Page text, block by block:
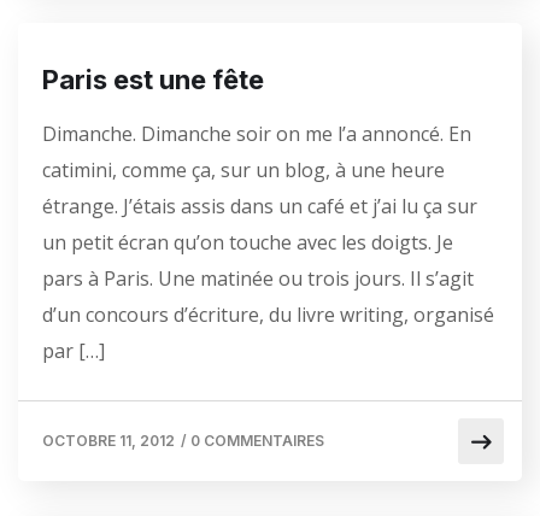
Paris est une fête
Dimanche. Dimanche soir on me l’a annoncé. En
catimini, comme ça, sur un blog, à une heure
étrange. J’étais assis dans un café et j’ai lu ça sur
un petit écran qu’on touche avec les doigts. Je
pars à Paris. Une matinée ou trois jours. Il s’agit
d’un concours d’écriture, du livre writing, organisé
par […]
OCTOBRE 11, 2012 / 0 COMMENTAIRES